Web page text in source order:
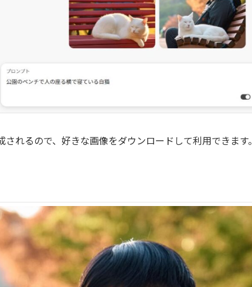
れるので、好きな画像をダウンロードして利用できます。